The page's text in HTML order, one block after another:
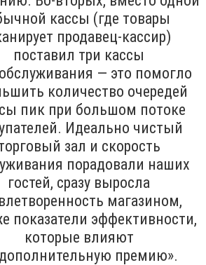
кассы (где товары
продавец-кассир)
поставил три кассы
— это помогло
количество очередей
пик при большом потоке
Идеально чистый
зал и скорость
порадовали наших
гостей, сразу выросла
магазином,
показатели эффективности,
которые влияют
премию».